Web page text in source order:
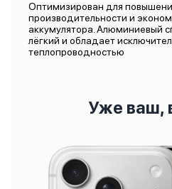
Оптимизирован для
производительности и
аккумулятора. Алюминиевый
лёгкий и обладает
теплопроводностью
Уже ваш,